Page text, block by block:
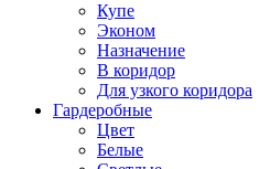
Купе
Эконом
Назначение
В коридор
Для узкого коридора
Гардеробные
Цвет
Белые